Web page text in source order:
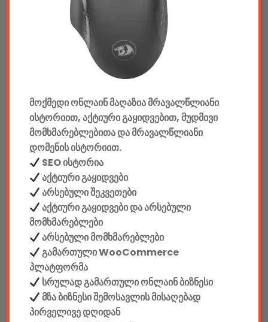
აუდიო & ვიდეო
კონსოლები & აქსესუარები
მანქანის აქსესუარები
ელემენტები
აკკუმულატორები
კაბელები & დამტენები
დისკები
ჩანთები
სეიფები
კონსტრუქტორები
მოქმედი ონლაინ მაღაზია მრავალწლიანი
ისტორიით, აქტიური გაყიდვებით, მუდმივი
მომხმარებლებითა და მრავალწლიანი
დომენის ისტორიით.
SEO ისტორია
აქტიური გაყიდვები
არსებული შეკვეთები
აქტიური გაყიდვები და არსებული
მომხმარებლები
არსებული მომხმარებლები
გამართული WooCommerce
პლატფორმა
სრულად გამართული ონლაინ ბიზნესი
მზა ბიზნესი შემოსავლის მისაღებად
პირველივე დღიდან